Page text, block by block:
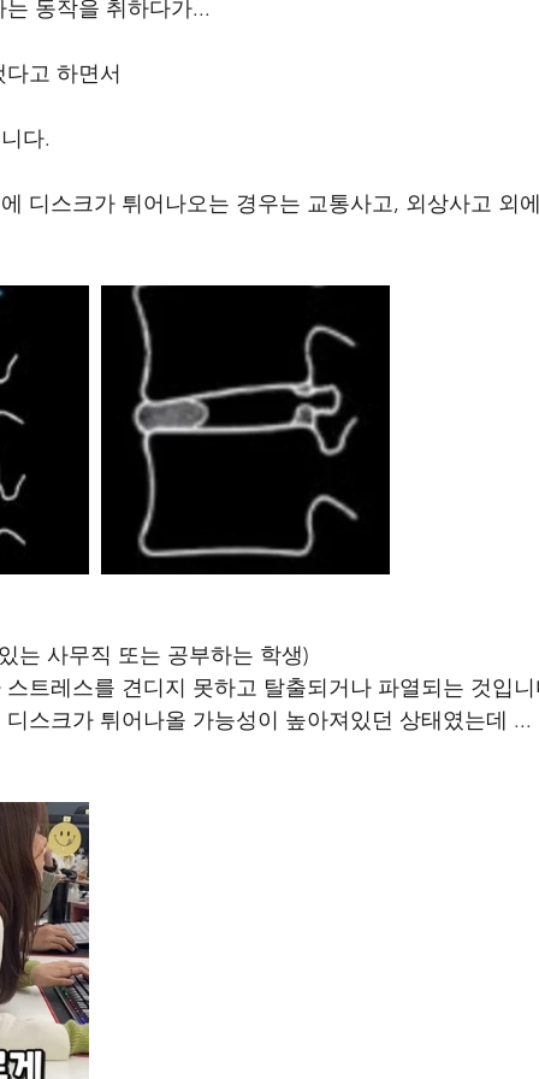
동작을 취하다가...
고 하면서
다.
디스크가 튀어나오는 경우는 교통사고, 외상사고 외
는 사무직 또는 공부하는 학생)
트레스를 견디지 못하고 탈출되거나 파열되는 것입
스크가 튀어나올 가능성이 높아져있던 상태였는데 ...